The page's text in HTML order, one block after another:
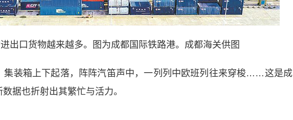
出口货物越来越多。图为成都国际铁路港。成都海关供图
装箱上下起落，阵阵汽笛声中，一列列中欧班列往来穿梭……这是成
据也折射出其繁忙与活力。